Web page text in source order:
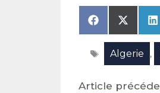
Share
on
Facebook
Share
on
X
Étiquettes
Algerie ,
Article